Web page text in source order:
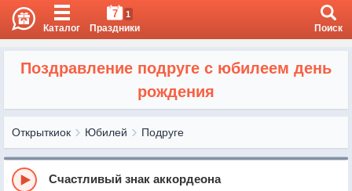
Каталог
7 1
Праздники Поиск
Поздравление подруге с юбилеем день
рождения
Открыткиок Юбилей Подруге
Счастливый знак аккордеона